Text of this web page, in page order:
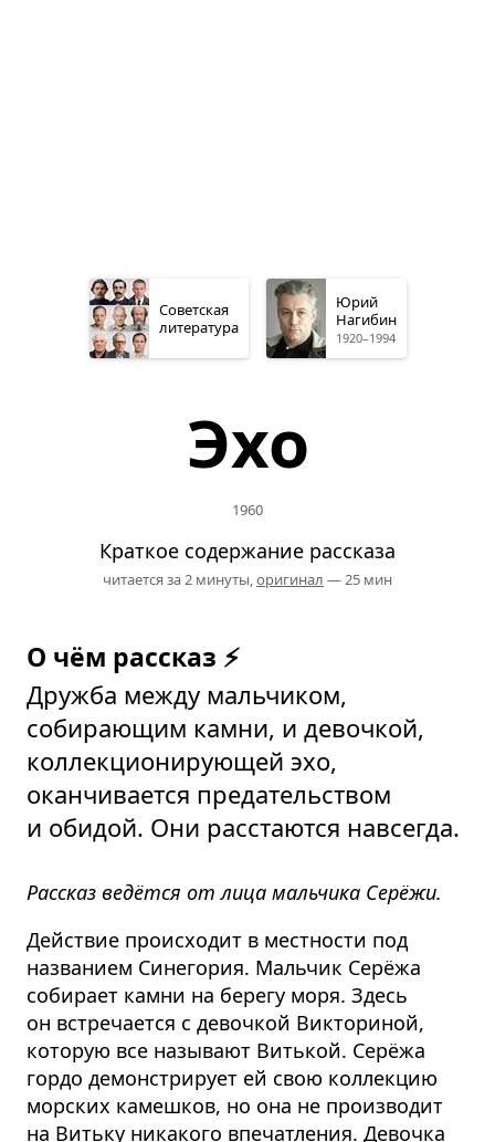
Советская
литература
Юрий
Нагибин
1920–1994
Эхо
1960
Краткое содержание рассказа
читается за 2 минуты, оригинал — 25 мин
О чём рассказ ⚡
Дружба между мальчиком,
собирающим камни, и девочкой,
коллекционирующей эхо,
оканчивается предательством
и обидой. Они расстаются навсегда.
Рассказ ведётся от лица мальчика Серёжи.
Действие происходит в местности под
названием Синегория. Мальчик Серёжа
собирает камни на берегу моря. Здесь
он встречается с девочкой Викториной,
которую все называют Витькой. Серёжа
гордо демонстрирует ей свою коллекцию
морских камешков, но она не производит
на Витьку никакого впечатления. Девочка